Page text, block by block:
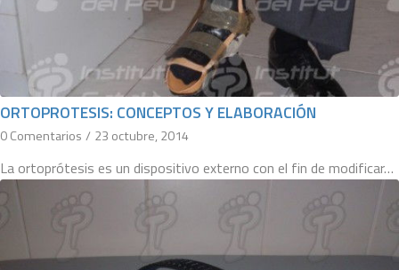
ORTOPROTESIS: CONCEPTOS Y ELABORACIÓN
0 Comentarios / 23 octubre, 2014
La ortoprótesis es un dispositivo externo con el fin de modificar…